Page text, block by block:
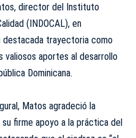
director del Instituto
(INDOCAL), en
destacada trayectoria como
valiosos aportes al desarrollo
Dominicana.
Matos agradeció la
firme apoyo a la práctica del